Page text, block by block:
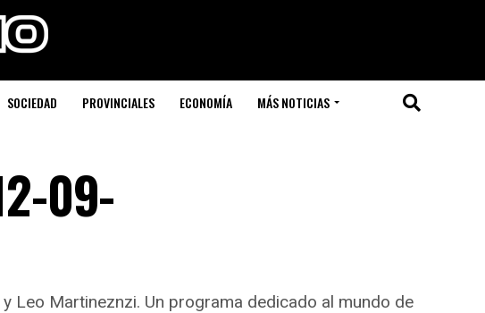
SOCIEDAD PROVINCIALES ECONOMÍA MÁS NOTICIAS
09-
Leo Martineznzi. Un programa dedicado al mundo de